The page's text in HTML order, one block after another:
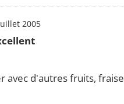
2005
avec d'autres fruits,